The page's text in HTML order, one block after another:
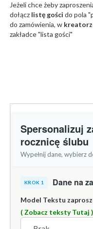
Jeżeli chce żeby
dołącz listę gości do pola
do zamówienia, w
zakładce "lista gości"
Spersonalizuj
rocznicę ślubu
Wypełnij dane, wybierz
KROK 1 Dane na
Model Tekstu
( Zobacz teksty Tutaj )